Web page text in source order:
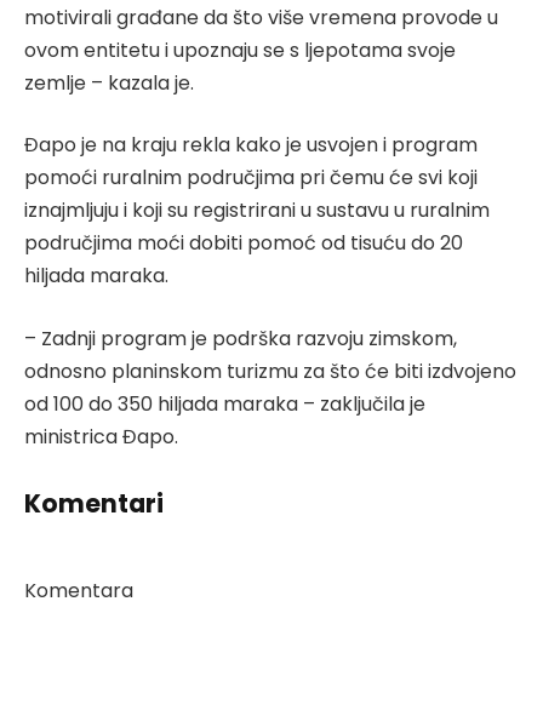
motivirali građane da što više vremena provode u
ovom entitetu i upoznaju se s ljepotama svoje
zemlje – kazala je.
Đapo je na kraju rekla kako je usvojen i program
pomoći ruralnim područjima pri čemu će svi koji
iznajmljuju i koji su registrirani u sustavu u ruralnim
područjima moći dobiti pomoć od tisuću do 20
hiljada maraka.
– Zadnji program je podrška razvoju zimskom,
odnosno planinskom turizmu za što će biti izdvojeno
od 100 do 350 hiljada maraka – zaključila je
ministrica Đapo.
Komentari
Komentara